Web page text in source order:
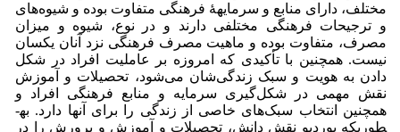
مختلف، دارای منابع و سرمایهۀ فرهنگی متفاوت بوده و شیوه‌های
و ترجیحات فرهنگی مختلفی دارند و در نوع، شیوه و میزان
مصرف، متفاوت‌ بوده و ماهیت مصرف فرهنگی نزد آنان یکسان
نیست. همچنین با تأکیدی که امروزه بر عاملیت افراد در شکل
دادن به هویت و سبک زندگی‌شان می‌شود، تحصیلات و آموزش
نقش مهمی در شکل‌گیری سرمایه و منابع فرهنگی افراد و
همچنین انتخاب سبک‌های خاصی از زندگی را برای آنها دارد. به­
طوری­که بوردیو نقش دانش، تحصیلات و آموزش و پرورش را در